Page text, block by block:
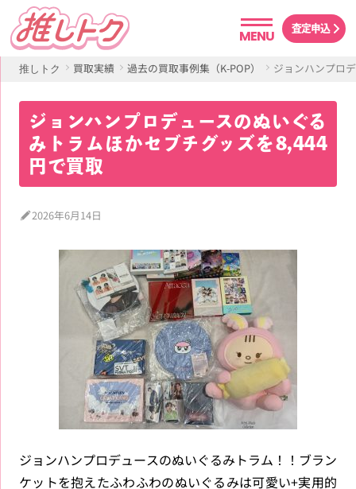
MENU
査定申込
推しトク 買取実績 過去の買取事例集（K-POP） ジョンハンプロ
ジョンハンプロデュースのぬいぐる
みトラムほかセブチグッズを8,444
円で買取
2026年6月14日
ジョンハンプロデュースのぬいぐるみトラム！！ブラン
ケットを抱えたふわふわのぬいぐるみは可愛い+実用的